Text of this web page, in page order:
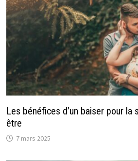
Les bénéfices d’un baiser pour la
être
7 mars 2025